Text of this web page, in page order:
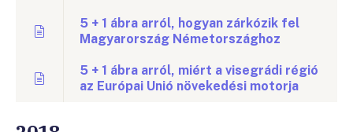
5 + 1 ábra arról, hogyan zárkózik fel
Magyarország Németországhoz
5 + 1 ábra arról, miért a visegrádi régió
az Európai Unió növekedési motorja